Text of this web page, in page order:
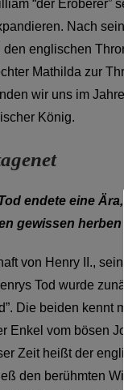
“der Eroberer”
Nach
englischen
Mathilda zur
wir uns im
König.
endete eine
gewissen herben
von Henry II.,
Tod wurde
Die beiden kennt
Enkel vom bösen
Zeit heißt der
den berühmten